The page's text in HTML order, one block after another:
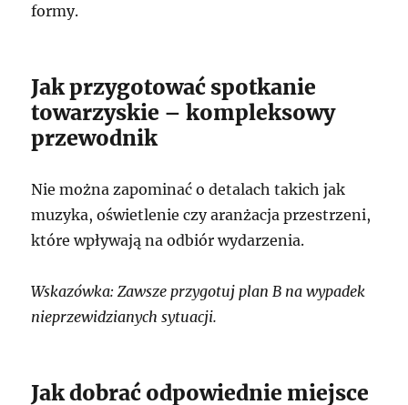
formy.
Jak przygotować spotkanie
towarzyskie – kompleksowy
przewodnik
Nie można zapominać o detalach takich jak
muzyka, oświetlenie czy aranżacja przestrzeni,
które wpływają na odbiór wydarzenia.
Wskazówka: Zawsze przygotuj plan B na wypadek
nieprzewidzianych sytuacji.
Jak dobrać odpowiednie miejsce